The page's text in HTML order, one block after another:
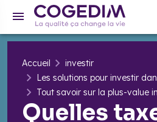
Accueil
investir
Les solutions pour investir
Tout savoir sur la plus-value
Quelles